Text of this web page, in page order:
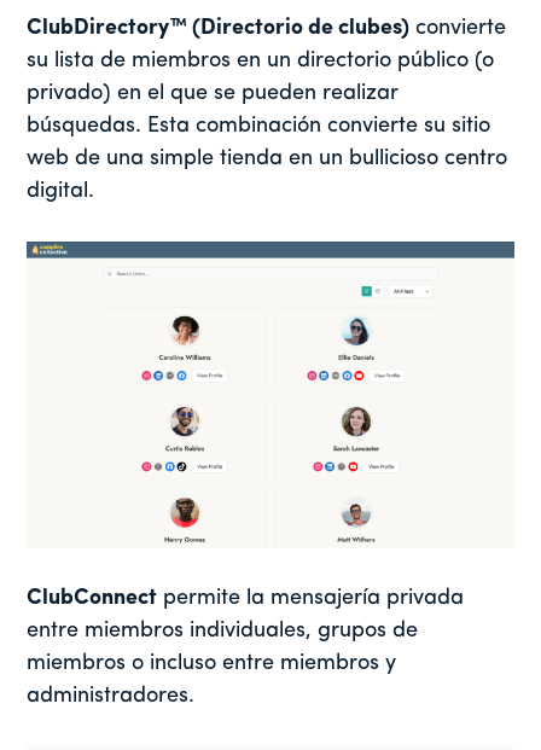
ClubDirectory™ (Directorio de clubes) convierte
su lista de miembros en un directorio público (o
privado) en el que se pueden realizar
búsquedas. Esta combinación convierte su sitio
web de una simple tienda en un bullicioso centro
digital.
ClubConnect permite la mensajería privada
entre miembros individuales, grupos de
miembros o incluso entre miembros y
administradores.